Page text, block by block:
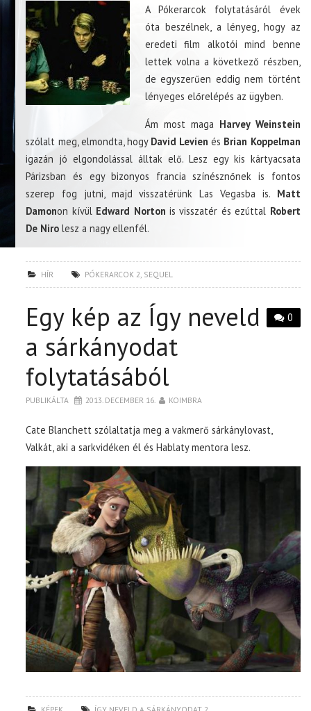
A Pókerarcok folytatásáról évek
óta beszélnek, a lényeg, hogy az
eredeti film alkotói mind benne
lettek volna a következő részben,
de egyszerűen eddig nem történt
lényeges előrelépés az ügyben.
Ám most maga Harvey Weinstein
szólalt meg, elmondta, hogy David Levien és Brian Koppelman
igazán jó elgondolással álltak elő. Lesz egy kis kártyacsata
Párizsban és egy bizonyos francia színésznőnek is fontos
szerep fog jutni, majd visszatérünk Las Vegasba is. Matt
Damonon kívül Edward Norton is visszatér és ezúttal Robert
De Niro lesz a nagy ellenfél.
HÍR PÓKERARCOK 2 SEQUEL
0
Egy kép az Így neveld
a sárkányodat
folytatásából
PUBLIKÁLTA 2013. DECEMBER 16. KOIMBRA
Cate Blanchett szólaltatja meg a vakmerő sárkánylovast,
Valkát, aki a sarkvidéken él és Hablaty mentora lesz.